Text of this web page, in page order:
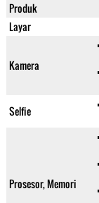
Produk
Layar
Kamera
Selfie
Prosesor, Memori